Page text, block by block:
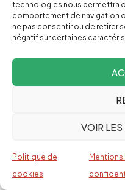
technologies nous permettra
comportement de navigation
ne pas consentir ou de retirer
négatif sur certaines
VOIR LES
Politique de
cookies
quotidienHaaretz[11
expérimenté et
qu’Israël n’a
« aucune
de plus de soixante
homologues à New
que nous puissions
vote(…)Seuls
l’initiative